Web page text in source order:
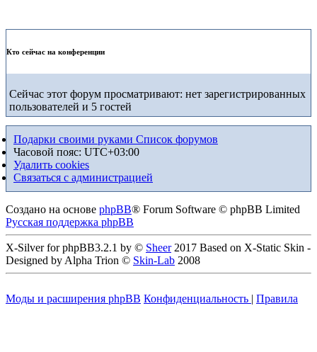
Кто сейчас на конференции
Сейчас этот форум просматривают: нет зарегистрированных
пользователей и 5 гостей
Подарки своими руками Список форумов
Часовой пояс: UTC+03:00
Удалить cookies
Связаться с администрацией
Создано на основе phpBB® Forum Software © phpBB Limited
Русская поддержка phpBB
X-Silver for phpBB3.2.1 by © Sheer2017 Based on X-Static Skin -
Designed by Alpha Trion © Skin-Lab 2008
Моды и расширения phpBB Конфиденциальность | Правила